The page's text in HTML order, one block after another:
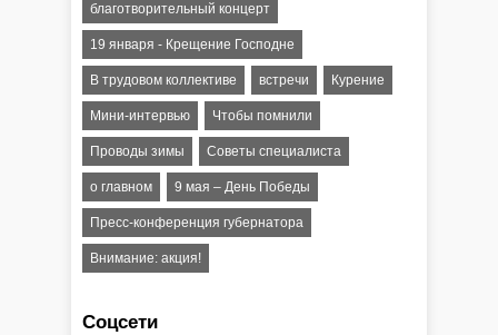
благотворительный концерт
19 января - Крещение Господне
В трудовом коллективе встречи Курение
Мини-интервью Чтобы помнили
Проводы зимы Советы специалиста
о главном 9 мая – День Победы
Пресс-конференция губернатора
Внимание: акция!
Соцсети